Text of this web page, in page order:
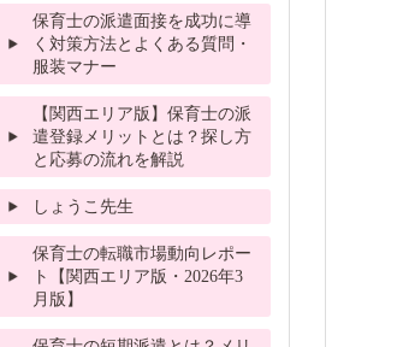
保育士の派遣面接を成功に導
く対策方法とよくある質問・
服装マナー
【関西エリア版】保育士の派
遣登録メリットとは？探し方
と応募の流れを解説
しょうこ先生
保育士の転職市場動向レポー
ト【関西エリア版・2026年3
月版】